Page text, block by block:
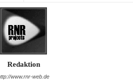
Redaktion
www.rnr-web.de